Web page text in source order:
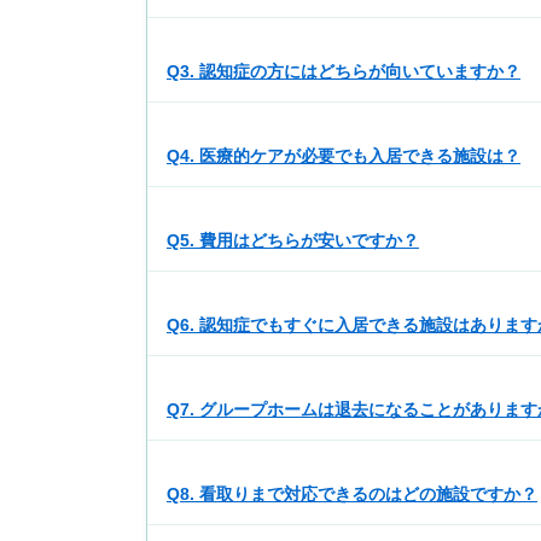
Q3. 認知症の方にはどちらが向いていますか？
Q4. 医療的ケアが必要でも入居できる施設は？
Q5. 費用はどちらが安いですか？
Q6. 認知症でもすぐに入居できる施設はあります
Q7. グループホームは退去になることがあります
Q8. 看取りまで対応できるのはどの施設ですか？